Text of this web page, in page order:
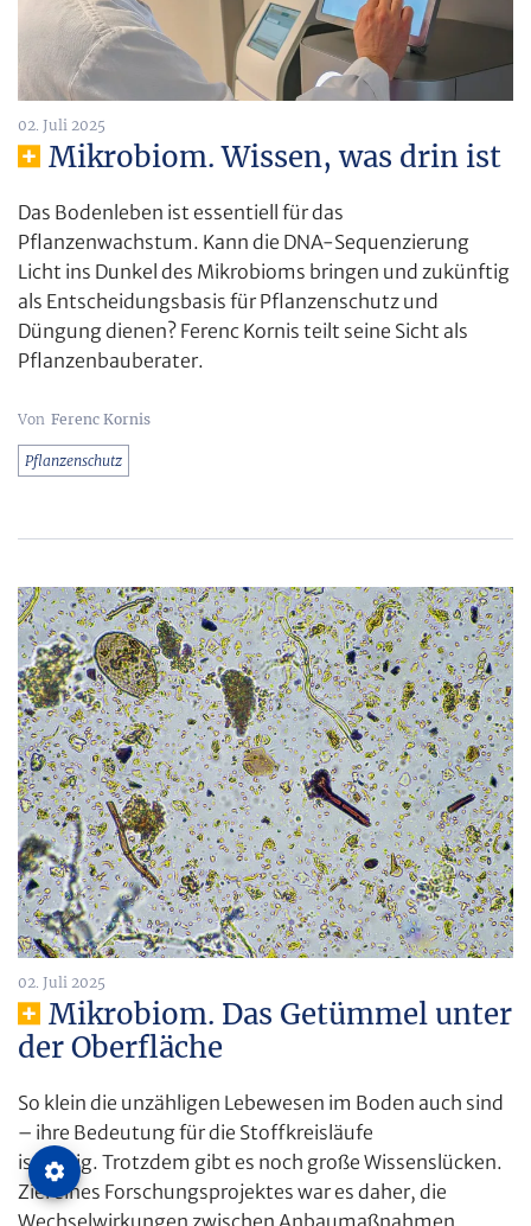
02. Juli 2025
Mikrobiom. Wissen, was drin ist
Das Bodenleben ist essentiell für das
Pflanzenwachstum. Kann die DNA-Sequenzierung
Licht ins Dunkel des Mikrobioms bringen und zukünftig
als Entscheidungsbasis für Pflanzenschutz und
Düngung dienen? Ferenc Kornis teilt seine Sicht als
Pflanzenbauberater.
Ferenc Kornis
Pflanzenschutz
02. Juli 2025
Mikrobiom. Das Getümmel unter
der Oberfläche
So klein die unzähligen Lebewesen im Boden auch sind
– ihre Bedeutung für die Stoffkreisläufe
ist riesig. Trotzdem gibt es noch große Wissenslücken.
Ziel eines Forschungsprojektes war es daher, die